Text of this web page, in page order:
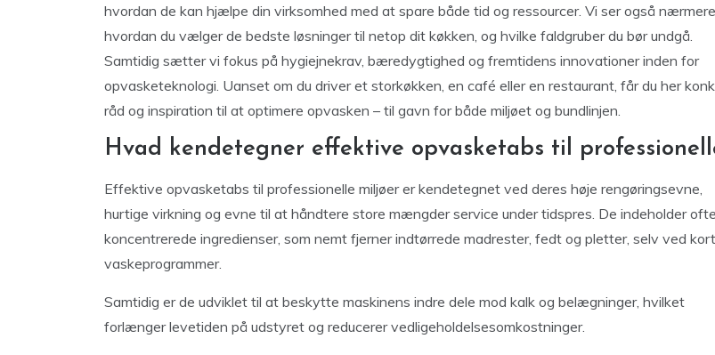
hvordan de kan hjælpe din virksomhed med at spare både tid og ressourcer. Vi ser også
hvordan du vælger de bedste løsninger til netop dit køkken, og hvilke faldgruber du bør undgå.
Samtidig sætter vi fokus på hygiejnekrav, bæredygtighed og fremtidens innovationer inden for
opvasketeknologi. Uanset om du driver et storkøkken, en café eller en restaurant, får du her
råd og inspiration til at optimere opvasken – til gavn for både miljøet og bundlinjen.
Hvad kendetegner effektive opvasketabs til
Effektive opvasketabs til professionelle miljøer er kendetegnet ved deres høje rengøringsevne,
hurtige virkning og evne til at håndtere store mængder service under tidspres. De indeholder ofte
koncentrerede ingredienser, som nemt fjerner indtørrede madrester, fedt og pletter, selv ved
vaskeprogrammer.
Samtidig er de udviklet til at beskytte maskinens indre dele mod kalk og belægninger, hvilket
forlænger levetiden på udstyret og reducerer vedligeholdelsesomkostninger.